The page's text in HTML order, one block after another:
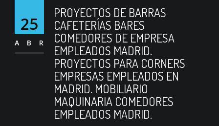
25
ABR
PROYECTOS DE BARRAS
CAFETERÍAS BARES
COMEDORES DE EMPRESA
EMPLEADOS MADRID.
PROYECTOS PARA CORNERS
EMPRESAS EMPLEADOS EN
MADRID. MOBILIARIO
MAQUINARIA COMEDORES
EMPLEADOS MADRID.